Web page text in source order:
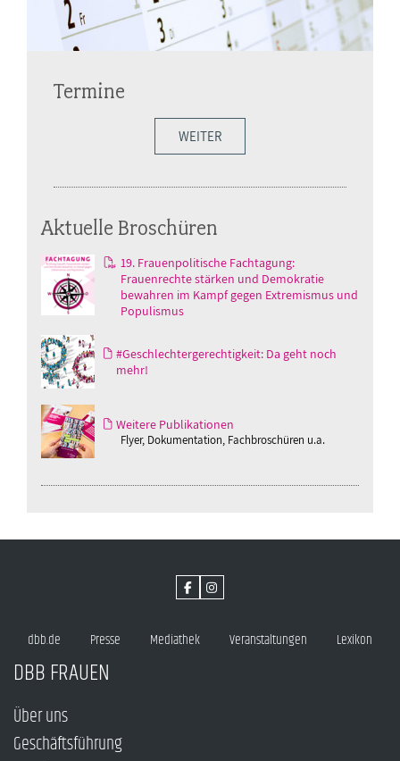
Termine
WEITER
Aktuelle Broschüren
19. Frauenpolitische Fachtagung:
Frauenrechte stärken und Demokratie
bewahren im Kampf gegen Extremismus und
Populismus
#Geschlechtergerechtigkeit: Da geht noch
mehr!
Weitere Publikationen
Flyer, Dokumentation, Fachbroschüren u.a.
dbb.de Presse Mediathek Veranstaltungen Lexikon
DBB FRAUEN
Über uns
Geschäftsführung